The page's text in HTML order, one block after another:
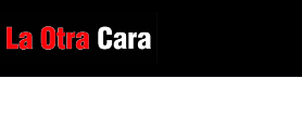
al
contenido